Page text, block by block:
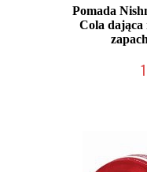
Pomada
Cola dająca